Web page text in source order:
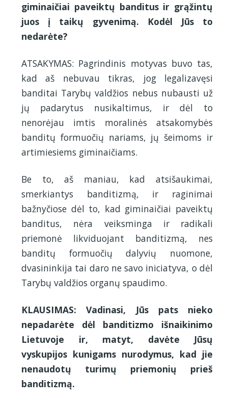
giminaičiai paveiktų banditus ir grąžintų
juos į taikų gyvenimą. Kodėl Jūs to
nedarėte?
ATSAKYMAS: Pagrindinis motyvas buvo tas,
kad aš nebuvau tikras, jog legalizavęsi
banditai Tarybų valdžios nebus nubausti už
jų padarytus nusikaltimus, ir dėl to
nenorėjau imtis moralinės atsakomybės
banditų formuočių nariams, jų šeimoms ir
artimiesiems giminaičiams.
Be to, aš maniau, kad atsišaukimai,
smerkiantys banditizmą, ir raginimai
bažnyčiose dėl to, kad giminaičiai paveiktų
banditus, nėra veiksminga ir radikali
priemonė likviduojant banditizmą, nes
banditų formuočių dalyvių nuomone,
dvasininkija tai daro ne savo iniciatyva, o dėl
Tarybų valdžios organų spaudimo.
KLAUSIMAS: Vadinasi, Jūs pats nieko
nepadarėte dėl banditizmo išnaikinimo
Lietuvoje ir, matyt, davėte Jūsų
vyskupijos kunigams nurodymus, kad jie
nenaudotų turimų priemonių prieš
banditizmą.